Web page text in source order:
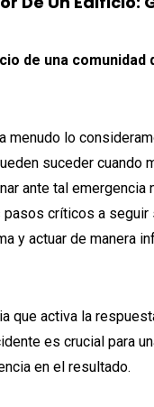
de una comunidad
menudo lo
suceder cuando
ante tal
críticos a
y actuar de manera
que activa la
es crucial para
en el resultado.